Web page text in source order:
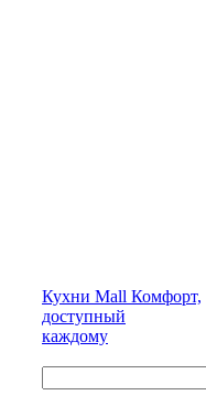
Кухни Mall Комфорт,
доступный
каждому